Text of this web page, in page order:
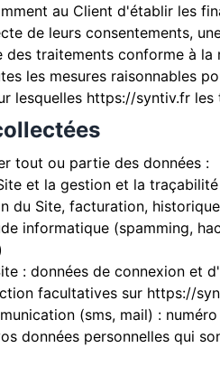
au Client d'établir les
de leurs consentements,
traitements conforme à la
les mesures raisonnables
lesquelles https://syntiv.fr les
tout ou partie des données :
et la gestion et la
du Site, facturation,
informatique (spamming,
: données de connexion et
facultatives sur https://
(sms, mail) :
données personnelles qui